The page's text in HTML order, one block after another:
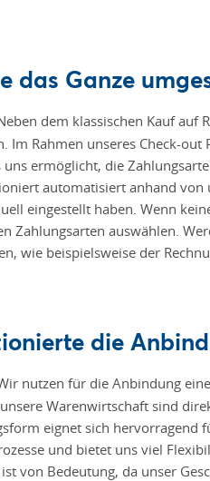
das Ganze
dem klassischen Kauf auf
Im Rahmen unseres Check-
uns ermöglicht, die
automatisiert anhand
eingestellt haben. Wenn
Zahlungsarten auswählen.
wie beispielsweise der
die
nutzen für die Anbindung
Warenwirtschaft sind
eignet sich hervorragend
und bietet uns viel
von Bedeutung, da unser